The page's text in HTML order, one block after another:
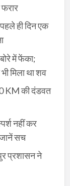
ही दिन एक
में फेंका;
मिला था शव
KM की दंडवत
नहीं कर
सच
प्रशासन ने